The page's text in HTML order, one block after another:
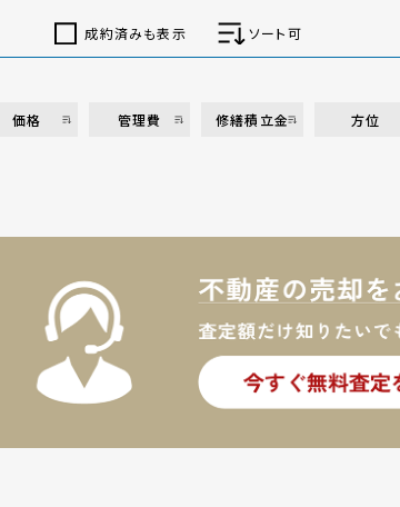
成約済みも表示 ソート可
価格 管理費 修繕積立金 方位